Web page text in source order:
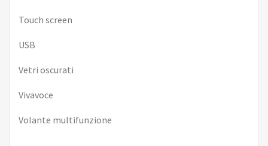
Touch screen
USB
Vetri oscurati
Vivavoce
Volante multifunzione